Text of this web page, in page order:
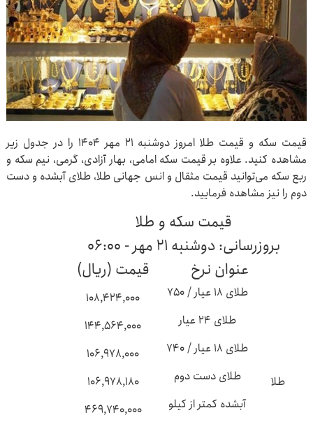
قیمت سکه و قیمت طلا امروز دوشنبه ۲۱ مهر ۱۴۰۴ را در جدول زیر
مشاهده کنید. علاوه بر قیمت سکه امامی، بهار آزادی، گرمی، نیم سکه و
ربع سکه می‌توانید قیمت مثقال و انس جهانی طلا، طلای آبشده و دست
دوم را نیز مشاهده فرمایید.
قیمت سکه و طلا
بروزرسانی: دوشنبه ۲۱ مهر - ۰۶:۰۰
عنوان نرخ
قیمت (ریال)
طلا
طلای ۱۸ عیار / ۷۵۰
۱۰۸,۴۲۴,۰۰۰
طلای ۲۴ عیار
۱۴۴,۵۶۴,۰۰۰
طلای ۱۸ عیار / ۷۴۰
۱۰۶,۹۷۸,۰۰۰
طلای دست دوم
۱۰۶,۹۷۸,۱۸۰
آبشده کمتر از کیلو
۴۶۹,۷۴۰,۰۰۰